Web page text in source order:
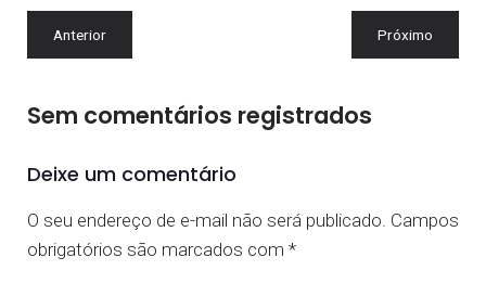
Anterior Próximo
Sem comentários registrados
Deixe um comentário
O seu endereço de e-mail não será publicado. Campos
obrigatórios são marcados com *